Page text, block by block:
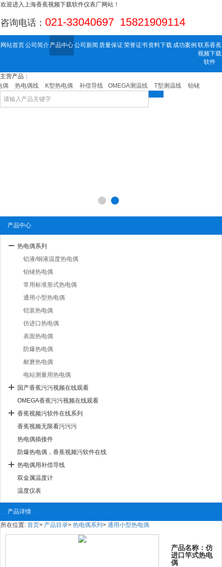
欢迎进入上海香蕉视频下载软件仪表厂网站！
咨询电话： 021-33040697 15821909114
网站首页公司简介产品中心公司新闻 质量保证荣誉证书资料下载 成功案例 联系香蕉
视频下载
软件
主营产品：
热电偶线 K型热电偶 补偿导线 OMEGA测温线 T型测温线 铂铑热电偶
产品中心
热电偶系列
铝液/铜液温度热电偶
铂铑热电偶
常用标准形式热电偶
通用小型热电偶
铠装热电偶
仿进口热电偶
表面热电偶
防爆热电偶
耐磨热电偶
电站测量用热电偶
国产香蕉污污视频在线观看
OMEGA香蕉污污视频在线观看
香蕉视频污软件在线系列
香蕉视频无限看污污污
热电偶插接件
防爆热电偶，香蕉视频污软件在线
热电偶用补偿导线
双金属温度计
温度仪表
产品详情
所在位置: 首页> 产品目录> 热电偶系列 > 通用小型热电偶
产品名称：仿
进口竿式热电
偶